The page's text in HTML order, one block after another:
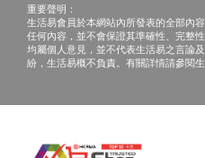
重要聲明：
生活易會員於本網站內所發表的全部內
任何內容，並不會保證其準確性、完整
均屬個人意見，並不代表生活易之言論
紛，生活易概不負責。有關詳情請參閱生